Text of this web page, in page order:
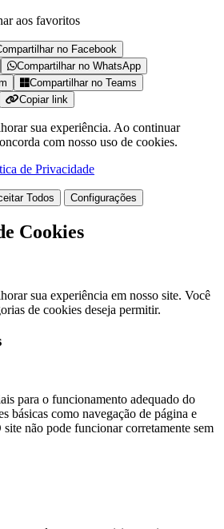
aos favoritos
no Facebook
Compartilhar no WhatsApp
Compartilhar no Teams
Copiar link
sua experiência. Ao continuar
com nosso uso de cookies.
de Privacidade
Todos Configurações
Cookies
sua experiência em nosso site. Você
de cookies deseja permitir.
para o funcionamento adequado do
básicas como navegação de página e
não pode funcionar corretamente sem